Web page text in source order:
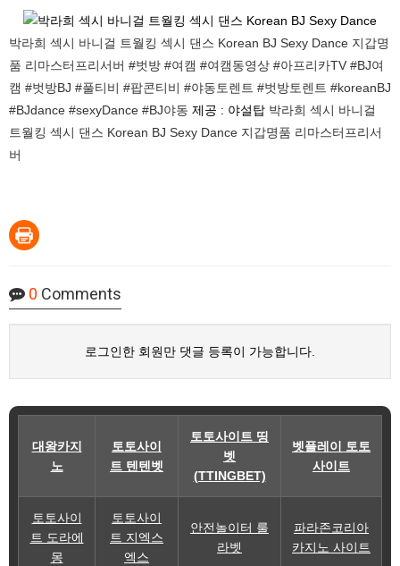
박라희 섹시 바니걸 트월킹 섹시 댄스 Korean BJ Sexy Dance 지갑명
품 리마스터프리서버 #벗방 #여캠 #여캠동영상 #아프리카TV #BJ여
캠 #벗방BJ #풀티비 #팝콘티비 #야동토렌트 #벗방토렌트 #koreanBJ
#BJdance #sexyDance #BJ야동 제공 : 야설탑 박라희 섹시 바니걸
트월킹 섹시 댄스 Korean BJ Sexy Dance 지갑명품 리마스터프리서
버
0 Comments
로그인한 회원만 댓글 등록이 가능합니다.
대왕카지
노
토토사이
트 텐텐벳
토토사이트 띵
벳
(TTINGBET)
벳플레이 토토
사이트
토토사이
트 도라에
몽
토토사이
트 지엑스
엑스
안전놀이터 룰
라벳
파라존코리아
카지노 사이트